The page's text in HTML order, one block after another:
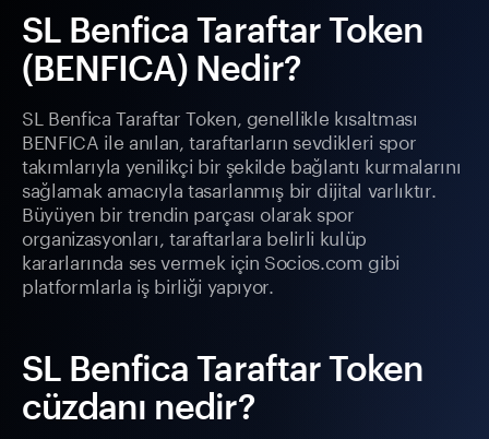
SL Benfica Taraftar Token
(BENFICA) Nedir?
SL Benfica Taraftar Token, genellikle kısaltması
BENFICA ile anılan, taraftarların sevdikleri spor
takımlarıyla yenilikçi bir şekilde bağlantı kurmalarını
sağlamak amacıyla tasarlanmış bir dijital varlıktır.
Büyüyen bir trendin parçası olarak spor
organizasyonları, taraftarlara belirli kulüp
kararlarında ses vermek için Socios.com gibi
platformlarla iş birliği yapıyor.
SL Benfica Taraftar Token
cüzdanı nedir?